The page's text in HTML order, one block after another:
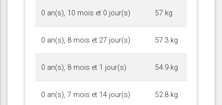
0 an(s), 10 mois et 0 jour(s) 57 kg
0 an(s), 8 mois et 27 jour(s) 57.3 kg
0 an(s), 8 mois et 1 jour(s) 54.9 kg
0 an(s), 7 mois et 14 jour(s) 52.8 kg